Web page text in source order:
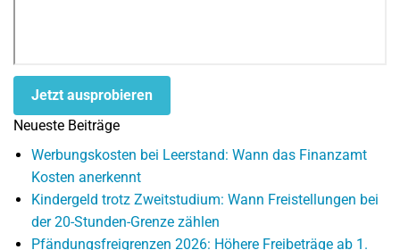
Jetzt ausprobieren
Neueste Beiträge
Werbungskosten bei Leerstand: Wann das Finanzamt
Kosten anerkennt
Kindergeld trotz Zweitstudium: Wann Freistellungen bei
der 20-Stunden-Grenze zählen
Pfändungsfreigrenzen 2026: Höhere Freibeträge ab 1.